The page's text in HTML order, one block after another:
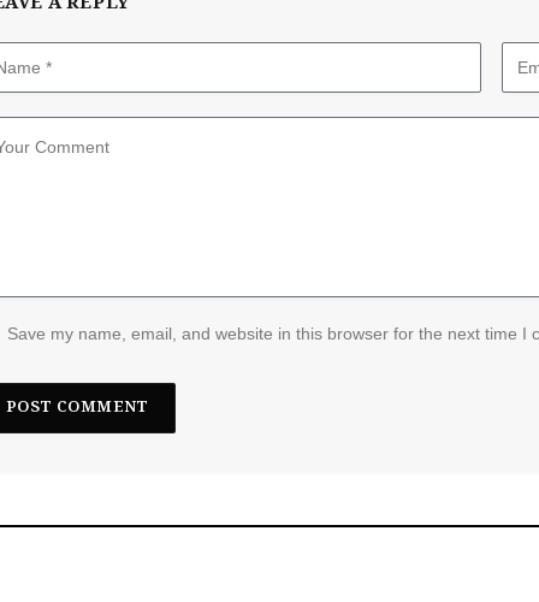
Save my name, email, and website in this browser for the next time I